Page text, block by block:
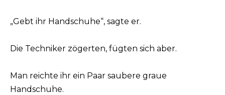
„Gebt ihr Handschuhe“, sagte er.
Die Techniker zögerten, fügten sich aber.
Man reichte ihr ein Paar saubere graue
Handschuhe.